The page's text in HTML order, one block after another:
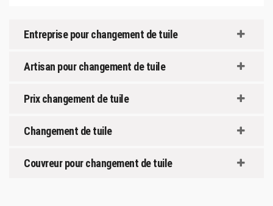
Entreprise pour changement de tuile
Artisan pour changement de tuile
Prix changement de tuile
Changement de tuile
Couvreur pour changement de tuile